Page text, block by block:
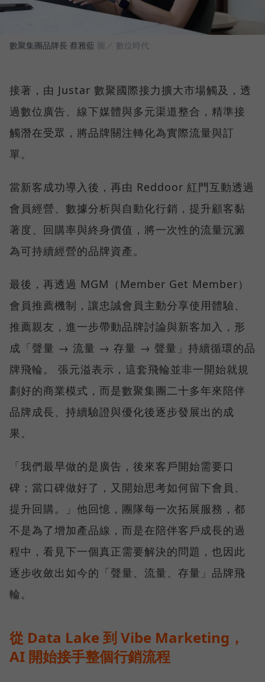
數聚集團品牌長 蔡雅藍 圖／ 數位時代
接著，由 Justar 數聚國際接力擴大市場觸及，透
過數位廣告、線下媒體與多元渠道整合，精準接
觸潛在受眾，將品牌關注轉化為實際流量與訂
單。
當新客成功導入後，再由 Reddoor 紅門互動透過
會員經營、數據分析與自動化行銷，提升顧客黏
著度、回購率與終身價值，將一次性的流量沉澱
為可持續經營的品牌資產。
最後，再透過 MGM（Member Get Member）
會員推薦機制，讓忠誠會員主動分享使用體驗、
推薦親友，進一步帶動品牌討論與新客加入，形
成「聲量 → 流量 → 存量 → 聲量」持續循環的品
牌飛輪。 張元溢表示，這套飛輪並非一開始就規
劃好的商業模式，而是數聚集團二十多年來陪伴
品牌成長、持續驗證與優化後逐步發展出的成
果。
「我們最早做的是廣告，後來客戶開始需要口
碑；當口碑做好了，又開始思考如何留下會員、
提升回購。」他回憶，團隊每一次拓展服務，都
不是為了增加產品線，而是在陪伴客戶成長的過
程中，看見下一個真正需要解決的問題，也因此
逐步收斂出如今的「聲量、流量、存量」品牌飛
輪。
從 Data Lake 到 Vibe Marketing，
AI 開始接手整個行銷流程